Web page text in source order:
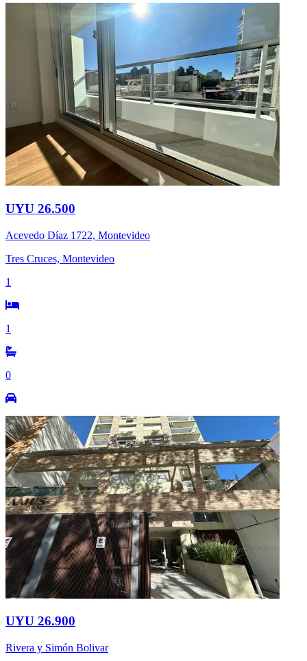
UYU 26.500
Acevedo Díaz 1722, Montevideo
Tres Cruces, Montevideo
1
1
0
UYU 26.900
Rivera y Simón Bolivar